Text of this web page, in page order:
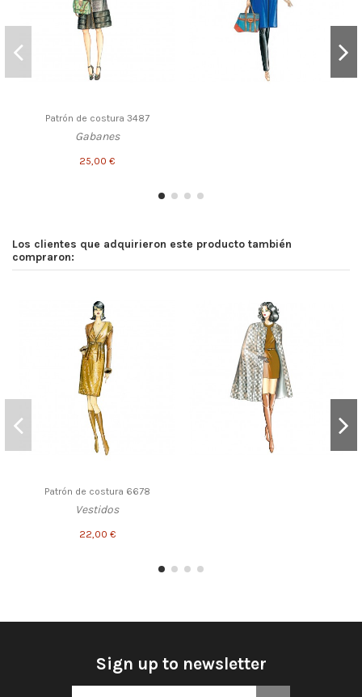
Patrón de costura 3487
Gabanes
25,00 €
Los clientes que adquirieron este producto también
compraron:
Patrón de costura 6678
Vestidos
22,00 €
Sign up to newsletter